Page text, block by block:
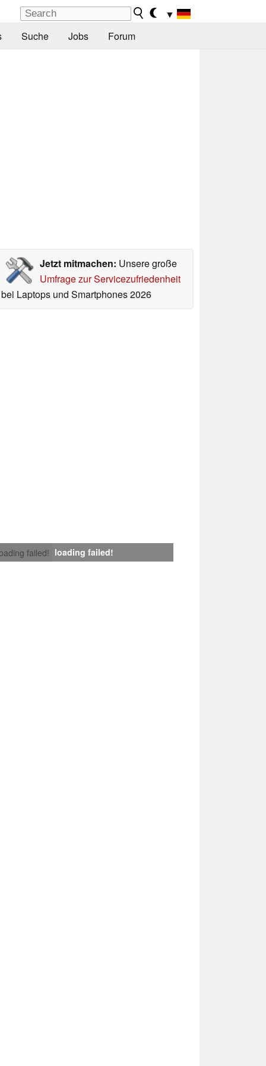
▼
Suche Jobs Forum
Jetzt mitmachen: Unsere große
Umfrage zur Servicezufriedenheit
bei Laptops und Smartphones 2026
failed! loading failed!